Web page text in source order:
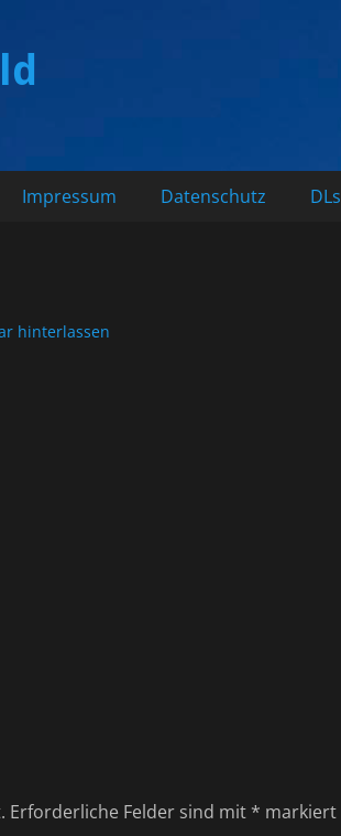
Impressum Datenschutz DLs
hinterlassen
Erforderliche Felder sind mit * markiert